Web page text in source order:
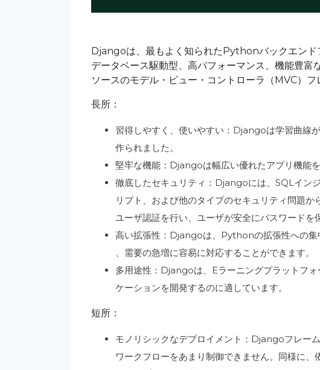
Djangoは、最もよく知られたPythonバックエンド
データベース駆動型、高パフォーマンス、機能豊
ソースのモデル・ビュー・コントローラ（MVC）フ
長所：
習得しやすく、使いやすい：Djangoは学習曲線
作られました。
堅牢な機能：Djangoは幅広い優れたアプリ機能を
徹底したセキュリティ：Djangoには、SQLイン
リプト、および他のタイプのセキュリティ問題
ユーザ認証を行い、ユーザが安全にパスワードを
高い拡張性：Djangoは、Pythonの拡張性への
、需要の急増に容易に対応することができます。
多用途性：Djangoは、Eラーニングプラットフ
ケーションを開発するのに適しています。
短所：
モノリシックなデプロイメント：Djangoフレー
ワークフローをあまり制御できません。同様に